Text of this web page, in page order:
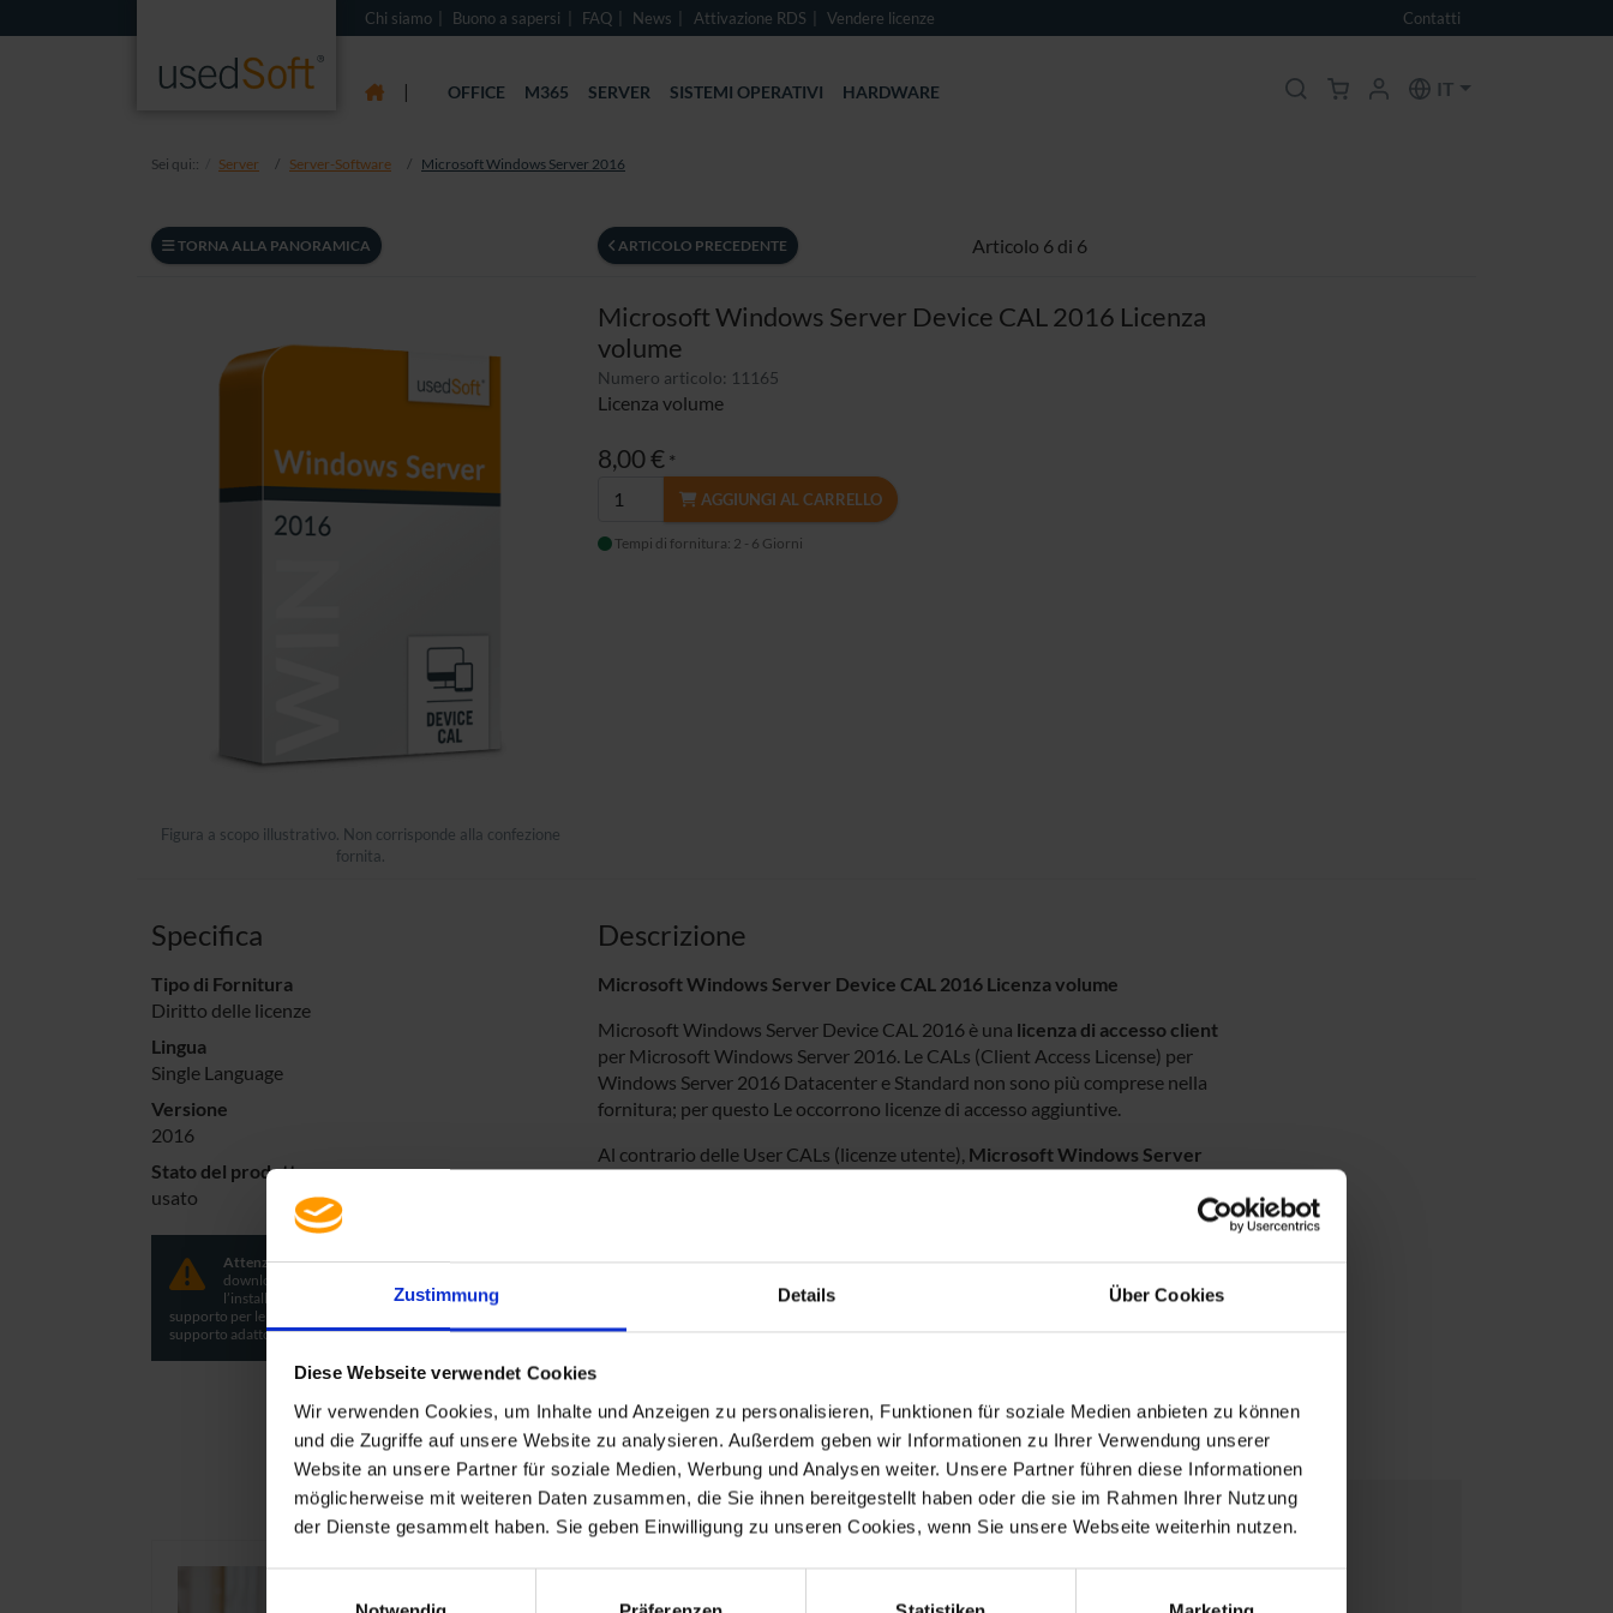
Zustimmung Details Über Cookies
Diese Webseite verwendet Cookies
Wir verwenden Cookies, um Inhalte und Anzeigen zu personalisieren, Funktionen für soziale Medien anbieten zu können
und die Zugriffe auf unsere Website zu analysieren. Außerdem geben wir Informationen zu Ihrer Verwendung unserer
Website an unsere Partner für soziale Medien, Werbung und Analysen weiter. Unsere Partner führen diese Informationen
möglicherweise mit weiteren Daten zusammen, die Sie ihnen bereitgestellt haben oder die sie im Rahmen Ihrer Nutzung
der Dienste gesammelt haben. Sie geben Einwilligung zu unseren Cookies, wenn Sie unsere Webseite weiterhin nutzen.
Chi siamo Buono a sapersi FAQ News Attivazione RDS Vendere licenze Contatti
| OFFICE M365 SERVER SISTEMI OPERATIVI HARDWARE IT
Sei qui:: Server Server-Software Microsoft Windows Server 2016
TORNA ALLA PANORAMICA ARTICOLO PRECEDENTE Articolo 6 di 6
Figura a scopo illustrativo. Non corrisponde alla confezione
fornita.
Microsoft Windows Server Device CAL 2016 Licenza
volume
Numero articolo: 11165
Licenza volume
8,00 € *
AGGIUNGI AL CARRELLO
Tempi di fornitura: 2 - 6 Giorni
Descrizione
Microsoft Windows Server Device CAL 2016 Licenza volume
Microsoft Windows Server Device CAL 2016 è una licenza di accesso client
per Microsoft Windows Server 2016. Le CALs (Client Access License) per
Windows Server 2016 Datacenter e Standard non sono più comprese nella
fornitura; per questo Le occorrono licenze di accesso aggiuntive.
Al contrario delle User CALs (licenze utente), Microsoft Windows Server
. Questa soluzione è ideale per più utenti che accedono dallo stesso
La licenza di accesso Microsoft Windows Device CAL 2016 è compatibile
(capace di downgrade)
, i.e. ad esempio può essere attivata
anche in combinazione con Microsoft Windows Server 2012.
Specifica
Tipo di Fornitura
Diritto delle licenze
Lingua
Single Language
Versione
2016
Stato del prodotto
usato
Attenzione:non possiamo offrire nessun
downloadimage per l’installazione. Affinché
l’installazione vada a buon fine è necessario un
supporto per le licenze volume. Trova le licenze con il
supporto adatto nel nostro shop.